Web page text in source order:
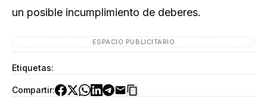
un posible incumplimiento de deberes.
ESPACIO PUBLICITARIO
Etiquetas:
Compartir: